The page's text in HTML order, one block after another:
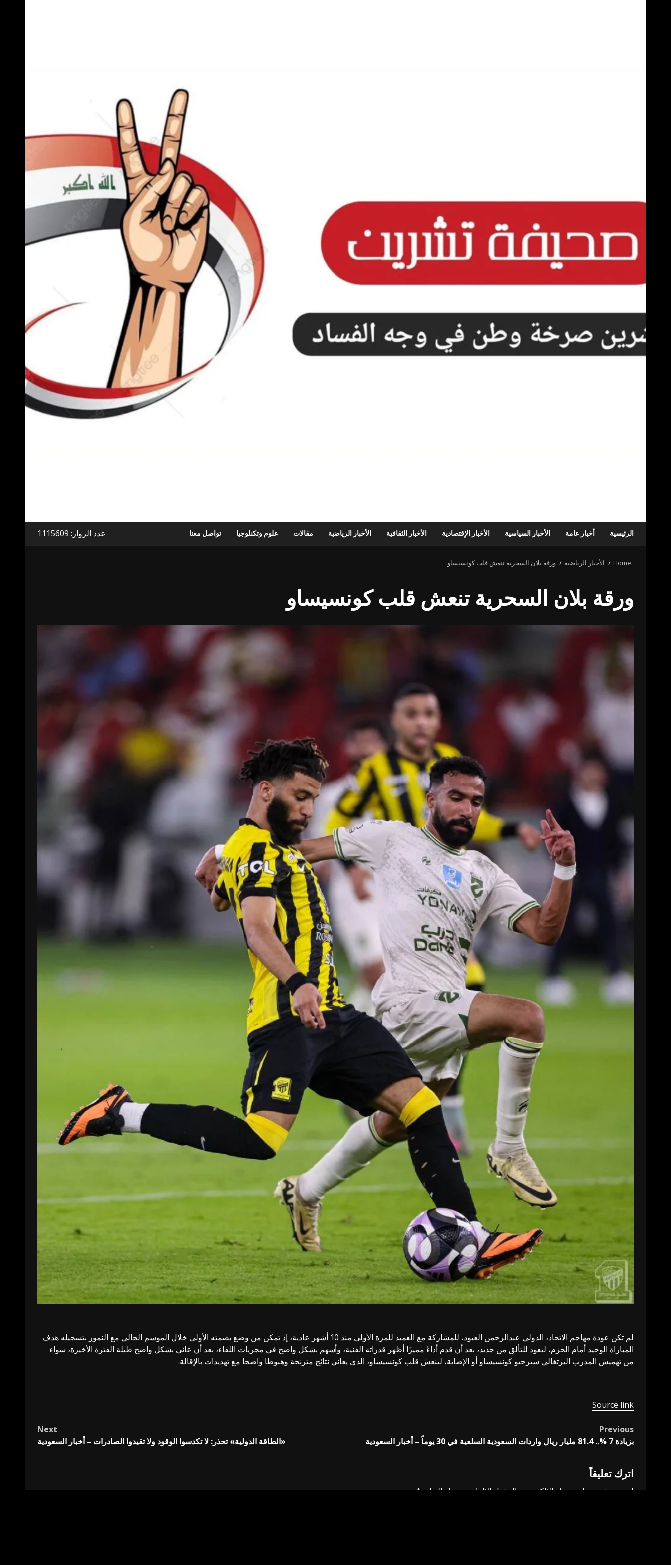
الرئيسية أخبار عامة الأخبار السياسية الأخبار الإقتصادية الأخبار الثقافية الأخبار الرياضية مقالات علوم وتكنلوجيا تواصل معنا عدد الزوار: 1115609
Home الأخبار الرياضية ورقة بلان السحرية تنعش قلب كونسيساو
ورقة بلان السحرية تنعش قلب كونسيساو
لم تكن عودة مهاجم الاتحاد، الدولي عبدالرحمن العبود، للمشاركة مع العميد للمرة الأولى منذ 10 أشهر عادية، إذ تمكن من وضع بصمته الأولى خلال الموسم الحالي مع النمور بتسجيله هدف
المباراة الوحيد أمام الحزم، ليعود للتألق من جديد، بعد أن قدم أداءً مميزًا أظهر قدراته الفنية، وأسهم بشكل واضح في مجريات اللقاء، بعد أن عانى بشكل واضح طيلة الفترة الأخيرة، سواء
من تهميش المدرب البرتغالي سيرجيو كونسيساو أو الإصابة، لينعش قلب كونسيساو، الذي يعاني نتائج مترنحة وهبوطا واضحا مع تهديدات بالإقالة.
Source link
Post
navigation
Previous
بزيادة 7 %.. 81.4 مليار ريال واردات السعودية السلعية في 30 يوماً – أخبار السعودية
Next
«الطاقة الدولية» تحذر: لا تكدسوا الوقود ولا تقيدوا الصادرات – أخبار السعودية
اترك تعليقاً
لن يتم نشر عنوان بريدك الإلكتروني. الحقول الإلزامية مشار إليها بـ *